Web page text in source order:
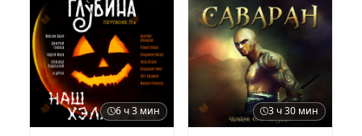
6 ч 3 мин 3 ч 30 мин